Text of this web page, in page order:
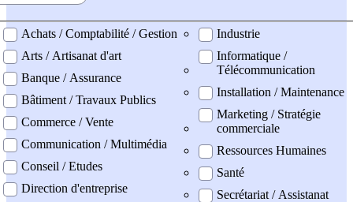
professionel
Achats / Comptabilité / Gestion
Arts / Artisanat d'art
Banque / Assurance
Bâtiment / Travaux Publics
Commerce / Vente
Communication / Multimédia
Conseil / Etudes
Direction d'entreprise
Industrie
Informatique /
Télécommunication
Installation / Maintenance
Marketing / Stratégie
commerciale
Ressources Humaines
Santé
Secrétariat / Assistanat